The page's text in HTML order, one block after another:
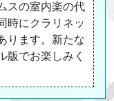
スの室内楽の代
時にクラリネッ
ります。新たな
版でお楽しみく